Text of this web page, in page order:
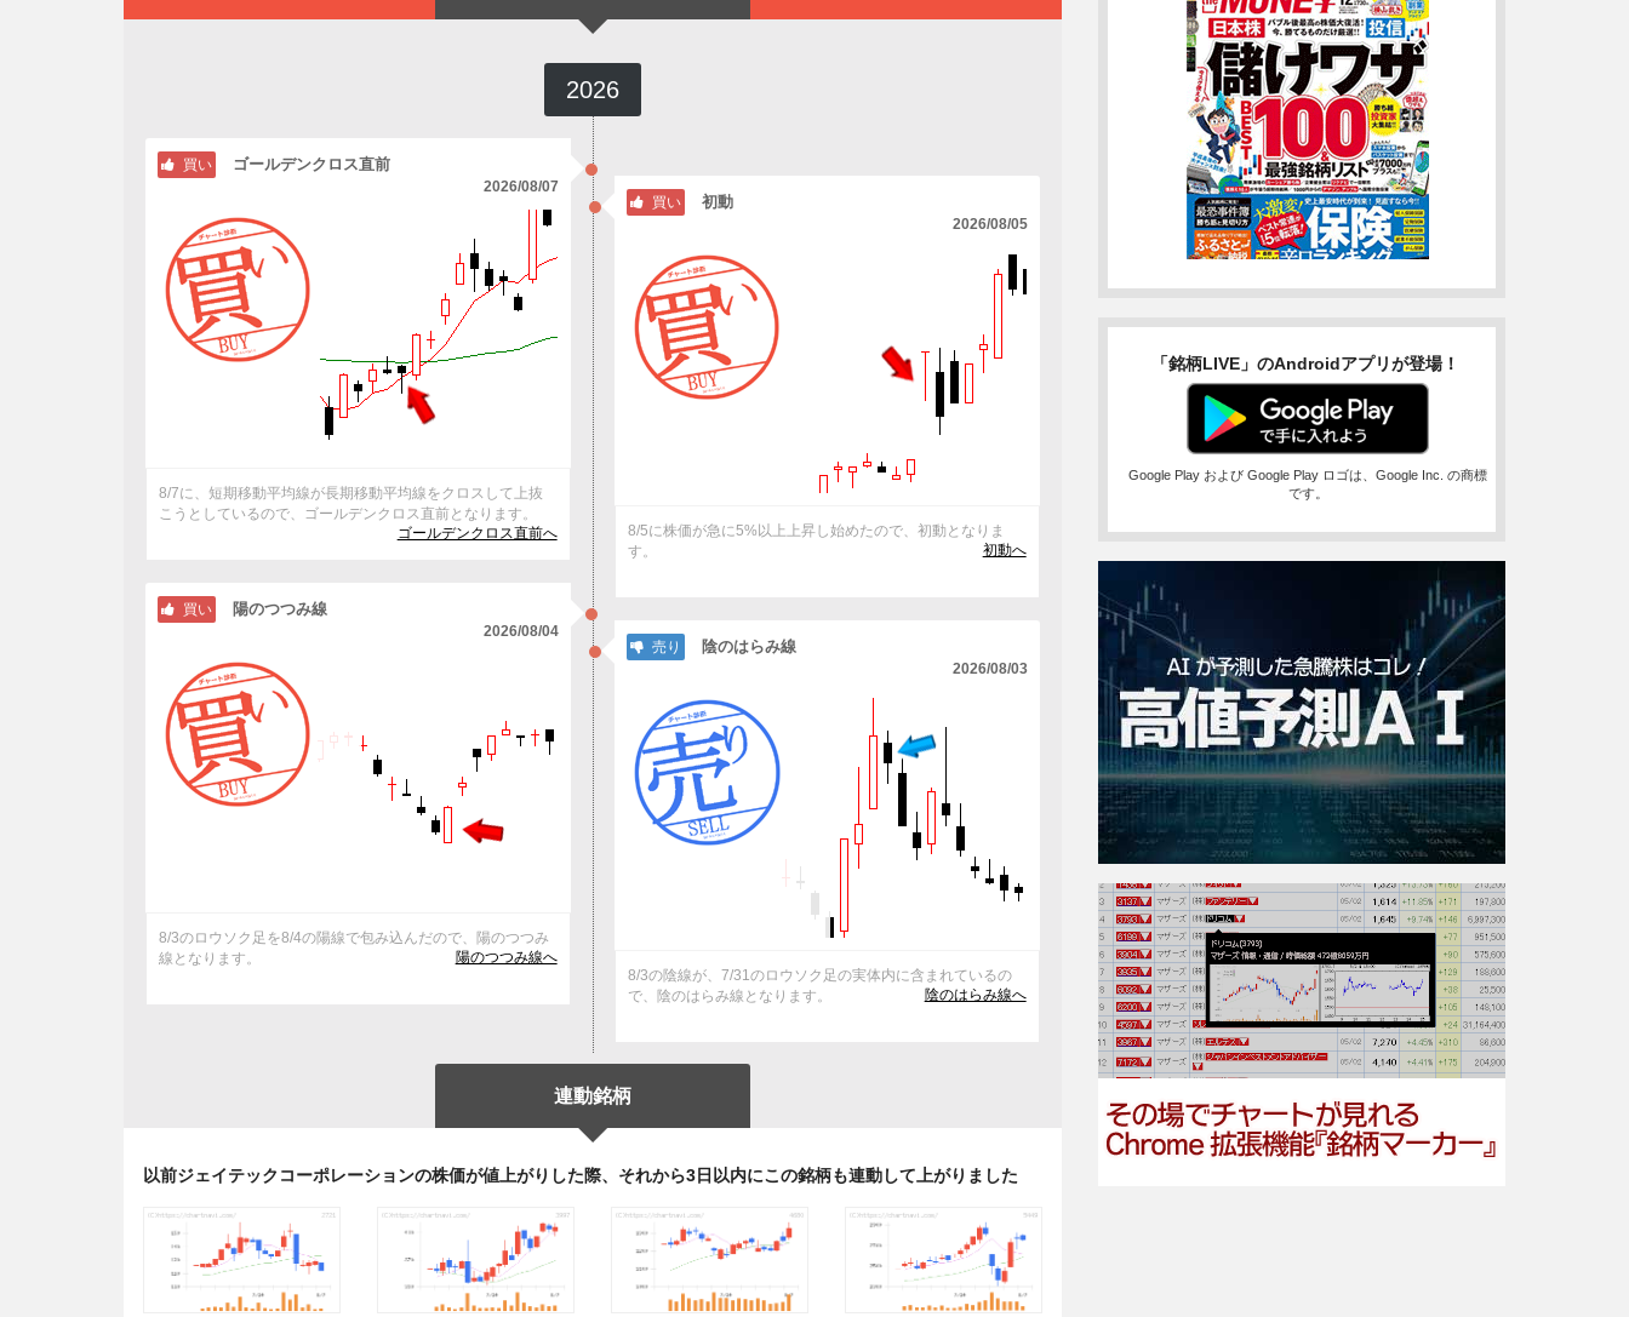
2026
買い ゴールデンクロス直前
2026/08/07
8/7に、短期移動平均線が長期移動平均線をクロスして上抜
こうとしているので、ゴールデンクロス直前となります。
ゴールデンクロス直前へ
買い 初動
2026/08/05
8/5に株価が急に5%以上上昇し始めたので、初動となりま
す。
初動へ
買い 陽のつつみ線
2026/08/04
8/3のロウソク足を8/4の陽線で包み込んだので、陽のつつみ
線となります。
陽のつつみ線へ
売り 陰のはらみ線
2026/08/03
8/3の陰線が、7/31のロウソク足の実体内に含まれているの
で、陰のはらみ線となります。
陰のはらみ線へ
連動銘柄
以前ジェイテックコーポレーションの株価が値上がりした際、それから3日以内にこの銘柄も連動して上がりました
「銘柄LIVE」のAndroidアプリが登場！
Google Play および Google Play ロゴは、Google Inc. の商標
です。